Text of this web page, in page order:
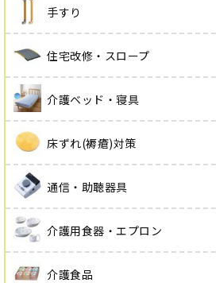
手すり
住宅改修・スロープ
介護ベッド・寝具
床ずれ(褥瘡)対策
通信・助聴器具
介護用食器・エプロン
介護食品